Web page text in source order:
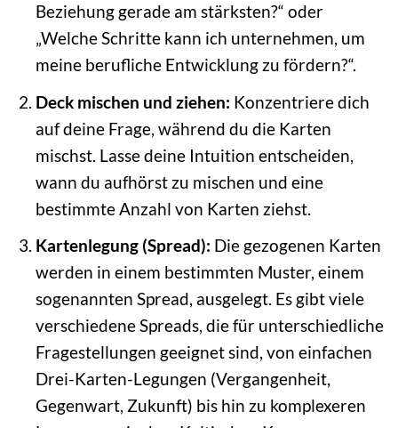
Beziehung gerade am stärksten?“ oder
„Welche Schritte kann ich unternehmen, um
meine berufliche Entwicklung zu fördern?“.
Deck mischen und ziehen: Konzentriere dich
auf deine Frage, während du die Karten
mischst. Lasse deine Intuition entscheiden,
wann du aufhörst zu mischen und eine
bestimmte Anzahl von Karten ziehst.
Kartenlegung (Spread): Die gezogenen Karten
werden in einem bestimmten Muster, einem
sogenannten Spread, ausgelegt. Es gibt viele
verschiedene Spreads, die für unterschiedliche
Fragestellungen geeignet sind, von einfachen
Drei-Karten-Legungen (Vergangenheit,
Gegenwart, Zukunft) bis hin zu komplexeren